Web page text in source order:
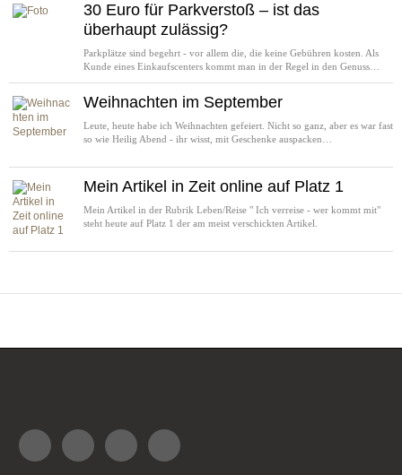
30 Euro für Parkverstoß – ist das
überhaupt zulässig?
Parkplätze sind begehrt - vor allem die, die keine Gebühren kosten. Als
Kunde eines Einkaufscenters kommt man in der Regel in den Genuss…
Weihnachten im September
Leute, heute habe ich Weihnachten gefeiert. Nicht so ganz, aber es war fast
so wie Heilig Abend - ihr wisst, mit Geschenke auspacken…
Mein Artikel in Zeit online auf Platz 1
Mein Artikel in der Rubrik Leben/Reise " Ich verreise - wer kommt mit"
steht heute auf Platz 1 der am meist verschickten Artikel.